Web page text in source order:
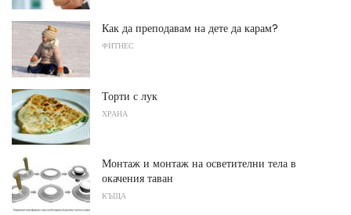
Как да преподавам на дете да карам?
ФИТНЕС
Торти с лук
ХРАНА
Монтаж и монтаж на осветителни тела в
окачения таван
КЪЩА